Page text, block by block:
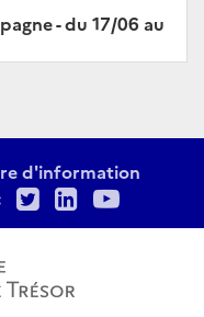
- du 17/06 au
d'information
TwitterLinkedIn